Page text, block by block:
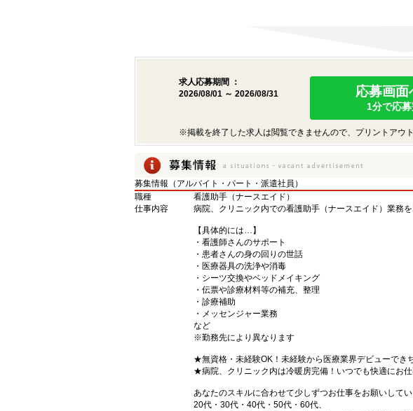
求人応募期間 ：
2026/08/01 ～ 2026/08/31
応募画面
1分で応
※掲載を終了した求人は閲覧できませんので、プリントアウ
募集情報（アルバイト・パート・派遣社員）
職種
看護助手（ナースエイド）
仕事内容
病院、クリニック内での看護助手（ナースエイド）業務を
【具体的には…】
・看護師さんのサポート
・患者さんの身の回りの世話
・医療器具の洗浄や消毒
・シーツ交換やベッドメイキング
・伝票や診療材料等の補充、整理
・診療補助
・メッセンジャー業務
など
※勤務先により異なります
★無資格・未経験OK！未経験から医療業界デビューでき
★病院、クリニック内は冷暖房完備！いつでも快適にお仕
あなたのスキルに合わせて少しずつお仕事をお願いしてい
20代・30代・40代・50代・60代、